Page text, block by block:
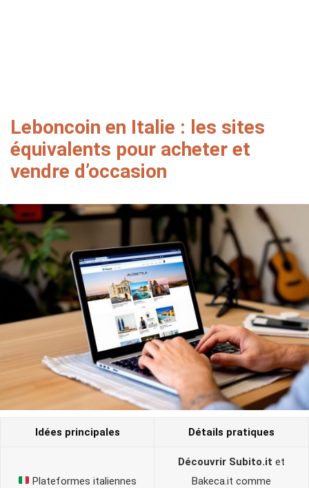
Leboncoin en Italie : les sites
équivalents pour acheter et
vendre d’occasion
Idées principales Détails pratiques
Plateformes italiennes
Découvrir Subito.it et
Bakeca.it comme